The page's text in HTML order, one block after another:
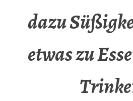
dazu
etwas zu